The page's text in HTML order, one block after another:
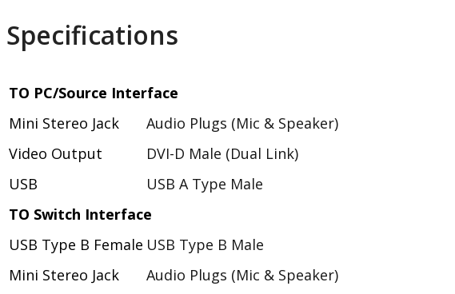
Specifications
TO PC/Source Interface
Mini Stereo Jack
Audio Plugs (Mic & Speaker)
Video Output
DVI-D Male (Dual Link)
USB
USB A Type Male
TO Switch Interface
USB Type B Female USB Type B Male
Mini Stereo Jack
Audio Plugs (Mic & Speaker)